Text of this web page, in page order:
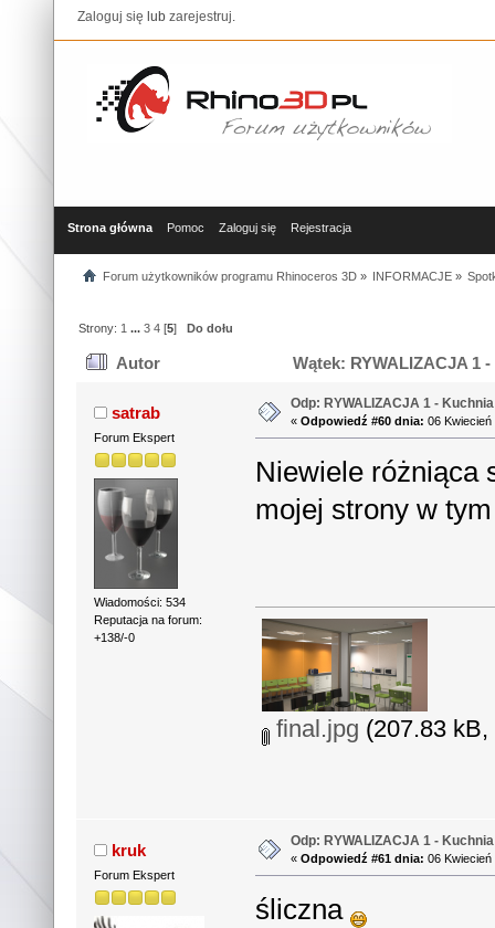
Zaloguj się lub zarejestruj.
Strona główna Pomoc Zaloguj się Rejestracja
Forum użytkowników programu Rhinoceros 3D» INFORMACJE»
Strony: 1 ...3 4 [5]Do dołu
Autor Wątek: RYWALIZACJA 1
satrab
Forum Ekspert
Wiadomości: 534
Reputacja na forum:
+138/-0
Odp: RYWALIZACJA 1 -
«Odpowiedź #60 dnia: 06
Niewiele różniąca
mojej strony w
final.jpg (207.83
kruk
Forum Ekspert
Odp: RYWALIZACJA 1 -
«Odpowiedź #61 dnia: 06
śliczna